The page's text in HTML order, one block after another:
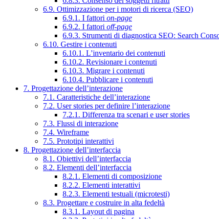
6.9. Ottimizzazione per i motori di ricerca (SEO)
6.9.1. I fattori on-page
6.9.2. I fattori off-page
6.9.3. Strumenti di diagnostica SEO: Search
6.10. Gestire i contenuti
6.10.1. L’inventario dei contenuti
6.10.2. Revisionare i contenuti
6.10.3. Migrare i contenuti
6.10.4. Pubblicare i contenuti
7. Progettazione dell’interazione
7.1. Caratteristiche dell’interazione
7.2. User stories per definire l’interazione
7.2.1. Differenza tra scenari e user stories
7.3. Flussi di interazione
7.4. Wireframe
7.5. Prototipi interattivi
8. Progettazione dell’interfaccia
8.1. Obiettivi dell’interfaccia
8.2. Elementi dell’interfaccia
8.2.1. Elementi di composizione
8.2.2. Elementi interattivi
8.2.3. Elementi testuali (microtesti)
8.3. Progettare e costruire in alta fedeltà
8.3.1. Layout di pagina